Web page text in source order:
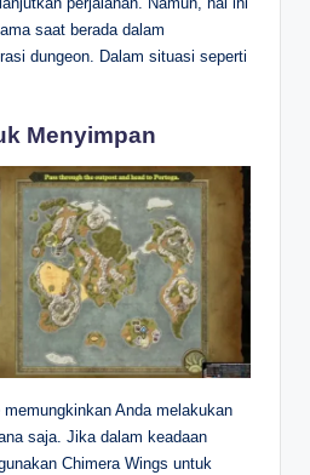
saat berada dalam
dungeon. Dalam situasi seperti
Menyimpan
Anda melakukan
saja. Jika dalam keadaan
Chimera Wings untuk